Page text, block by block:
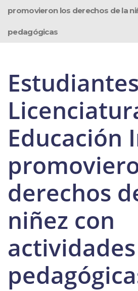
promovieron los derechos de la
pedagógicas
Educación
derechos
niñez con
actividades